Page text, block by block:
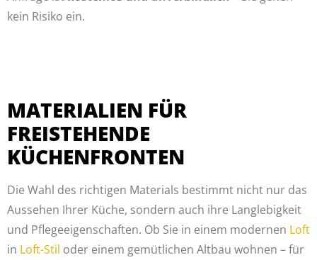
kein Risiko ein.
MATERIALIEN FÜR
FREISTEHENDE
KÜCHENFRONTEN
Die Wahl des richtigen Materials bestimmt nicht nur das
Aussehen Ihrer Küche, sondern auch ihre Langlebigkeit
und Pflegeeigenschaften. Ob Sie in einem modernen Loft
in Loft-Stil oder einem gemütlichen Altbau wohnen – für